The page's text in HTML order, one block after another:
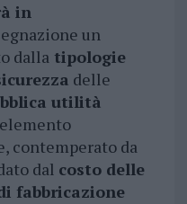
in
un
dallatipologie
delle
utilità
contemperato da
dal costo delle
fabbricazione